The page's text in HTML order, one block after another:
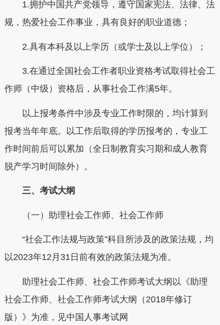
1.拥护中国共产党领导，遵守国家宪法、法律、法
规，热爱社会工作事业，具有良好的职业道德；
2.具有本科及以上学历（或学士及以上学位）；
3.在通过全国社会工作者职业资格考试取得社会工
作师（中级）资格后，从事社会工作满5年。
以上报考条件中涉及专业工作时限的，均计算到
报考当年年底。以工作后取得的学历报考的，专业工
作时间前后可以累加（全日制教育实习期和成人教育
脱产学习时间除外）。
三、考试大纲
（一）助理社会工作师、社会工作师
“社会工作法规与政策”科目所涉及的政策法规，均
以2023年12月31日前有效的政策法规为准。
助理社会工作师、社会工作师考试大纲以《助理
社会工作师、社会工作师考试大纲（2018年修订
版）》为准，见中国人事考试网